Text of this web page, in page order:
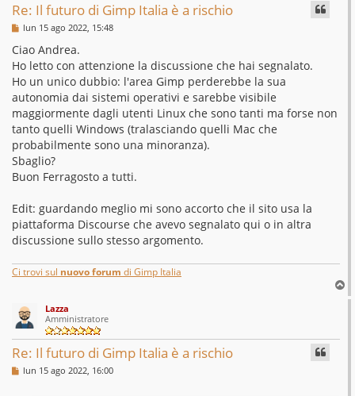
Re: Il futuro di Gimp Italia è a rischio
M
s
s
a
g
g
i
o
lun 15 ago 2022, 15:48
Ciao Andrea.
Ho letto con attenzione la discussione che hai segnalato.
Ho un unico dubbio: l'area Gimp perderebbe la sua
autonomia dai sistemi operativi e sarebbe visibile
maggiormente dagli utenti Linux che sono tanti ma forse non
tanto quelli Windows (tralasciando quelli Mac che
probabilmente sono una minoranza).
Sbaglio?
Buon Ferragosto a tutti.
Edit: guardando meglio mi sono accorto che il sito usa la
piattaforma Discourse che avevo segnalato qui o in altra
discussione sullo stesso argomento.
Ci trovi sul nuovo forum di Gimp Italia
o
Lazza
Amministratore
Re: Il futuro di Gimp Italia è a rischio
Mlun 15 ago 2022, 16:00